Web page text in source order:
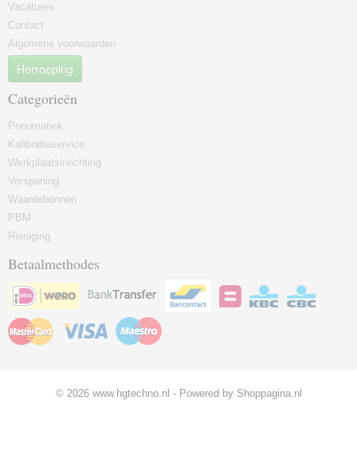
Vacatures
Contact
Algemene voorwaarden
Herroeping
Categorieën
Pneumatiek
Kalibratieservice
Werkplaatsinrichting
Verspaning
Waardebonnen
PBM
Reiniging
Betaalmethodes
© 2026 www.hgtechno.nl - Powered by Shoppagina.nl